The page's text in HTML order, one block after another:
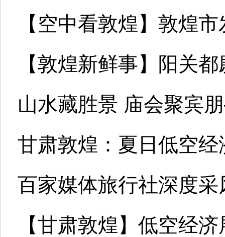
【空中看敦煌】敦煌
【敦煌新鲜事】阳关
山水藏胜景 庙会聚宾
甘肃敦煌：夏日低空经
百家媒体旅行社深度
【甘肃敦煌】低空经